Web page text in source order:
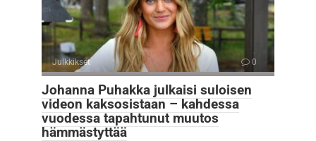
Julkkikset 0
Johanna Puhakka julkaisi suloisen
videon kaksosistaan – kahdessa
vuodessa tapahtunut muutos
hämmästyttää